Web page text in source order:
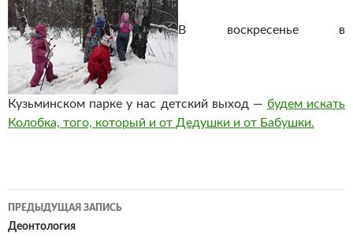
В воскресенье в
Кузьминском парке у нас детский выход — будем искать
Колобка, того, который и от Дедушки и от Бабушки.
Навигация
по
ПРЕДЫДУЩАЯ ЗАПИСЬ
Деонтология